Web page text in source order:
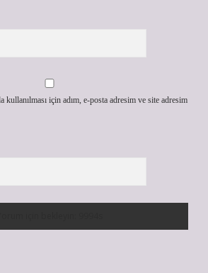
kullanılması için adım, e-posta adresim ve site adresim